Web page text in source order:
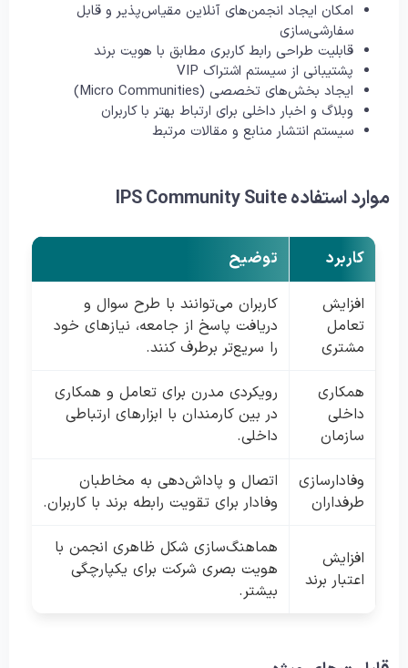
امکان ایجاد انجمن‌های آنلاین مقیاس‌پذیر و قابل
سفارشی‌سازی
قابلیت طراحی رابط کاربری مطابق با هویت برند
پشتیبانی از سیستم اشتراک VIP
ایجاد بخش‌های تخصصی (Micro Communities)
وبلاگ و اخبار داخلی برای ارتباط بهتر با کاربران
سیستم انتشار منابع و مقالات مرتبط
موارد استفاده IPS Community Suite
کاربرد توضیح
افزایش
تعامل
مشتری
کاربران می‌توانند با طرح سوال و
دریافت پاسخ از جامعه، نیازهای خود
را سریع‌تر برطرف کنند.
همکاری
داخلی
سازمان
رویکردی مدرن برای تعامل و همکاری
در بین کارمندان با ابزارهای ارتباطی
داخلی.
وفادارسازی
طرفداران
اتصال و پاداش‌دهی به مخاطبان
وفادار برای تقویت رابطه برند با کاربران.
افزایش
اعتبار برند
هماهنگ‌سازی شکل ظاهری انجمن با
هویت بصری شرکت برای یکپارچگی
بیشتر.